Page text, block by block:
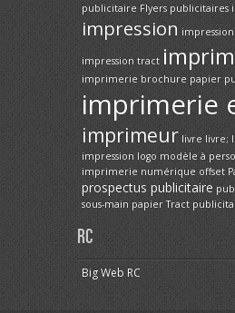
publicitaire Flyers publicitaires
impression
impression tract
imprimerie brochure papier
imprimerie
imprimeur livre livre;
impression logo modèle à
imprimerie numérique offset
prospectus publicitaire
sous-main papier Tract
RC
Big Web RC